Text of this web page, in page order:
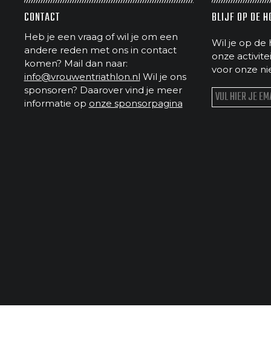
CONTACT
Heb je een vraag of wil je om een
andere reden met ons in contact
komen? Mail dan naar:
info@vrouwentriathlon.nl Wil je ons
sponsoren? Daarover vind je meer
informatie op onze sponsorpagina
BLIJF OP DE
Wil je op de
onze
voor onze